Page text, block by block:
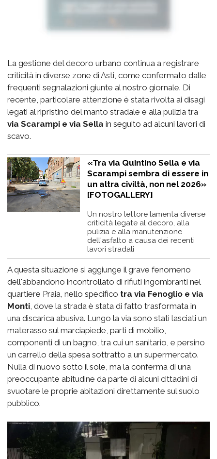
La gestione del decoro urbano continua a registrare
criticità in diverse zone di Asti, come confermato dalle
frequenti segnalazioni giunte al nostro giornale. Di
recente, particolare attenzione è stata rivolta ai disagi
legati al ripristino del manto stradale e alla pulizia tra
via Scarampi e via Sella in seguito ad alcuni lavori di
scavo.
«Tra via Quintino Sella e via
Scarampi sembra di essere in
un altra civiltà, non nel 2026»
[FOTOGALLERY]
Un nostro lettore lamenta diverse
criticità legate al decoro, alla
pulizia e alla manutenzione
dell'asfalto a causa dei recenti
lavori stradali
A questa situazione si aggiunge il grave fenomeno
dell'abbandono incontrollato di rifiuti ingombranti nel
quartiere Praia, nello specifico tra via Fenoglio e via
Monti, dove la strada è stata di fatto trasformata in
una discarica abusiva. Lungo la via sono stati lasciati un
materasso sul marciapiede, parti di mobilio,
componenti di un bagno, tra cui un sanitario, e persino
un carrello della spesa sottratto a un supermercato.
Nulla di nuovo sotto il sole, ma la conferma di una
preoccupante abitudine da parte di alcuni cittadini di
svuotare le proprie abitazioni direttamente sul suolo
pubblico.